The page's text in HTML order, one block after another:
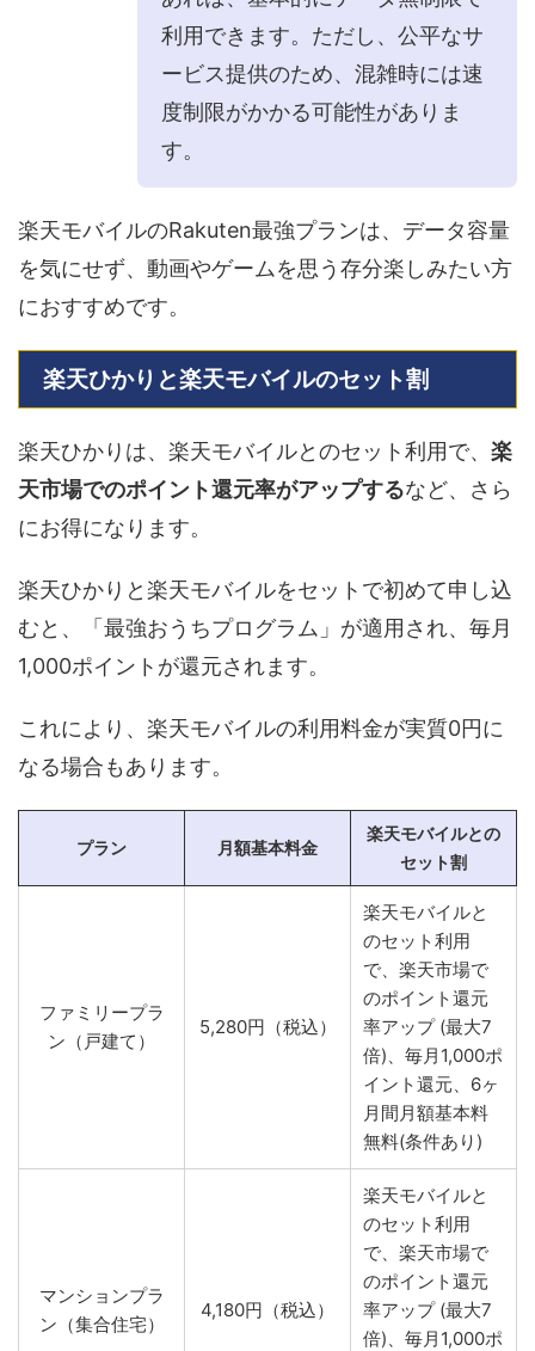
利用できます。ただし、公平なサ
ービス提供のため、混雑時には速
度制限がかかる可能性がありま
す。
楽天モバイルのRakuten最強プランは、データ容量
を気にせず、動画やゲームを思う存分楽しみたい方
におすすめです。
楽天ひかりと楽天モバイルのセット割
楽天ひかりは、楽天モバイルとのセット利用で、 楽
天市場でのポイント還元率がアップするなど、さら
にお得になります。
楽天ひかりと楽天モバイルをセットで初めて申し込
むと、「最強おうちプログラム」が適用され、毎月
1,000ポイントが還元されます。
これにより、楽天モバイルの利用料金が実質0円に
なる場合もあります。
プラン 月額基本料金
楽天モバイルとの
セット割
ファミリープラ
ン（戸建て）
5,280円（税込）
楽天モバイルと
のセット利用
で、楽天市場で
のポイント還元
率アップ (最大7
倍)、毎月1,000ポ
イント還元、6ヶ
月間月額基本料
無料(条件あり)
マンションプラ
ン（集合住宅）
4,180円（税込）
楽天モバイルと
のセット利用
で、楽天市場で
のポイント還元
率アップ (最大7
倍)、毎月1,000ポ